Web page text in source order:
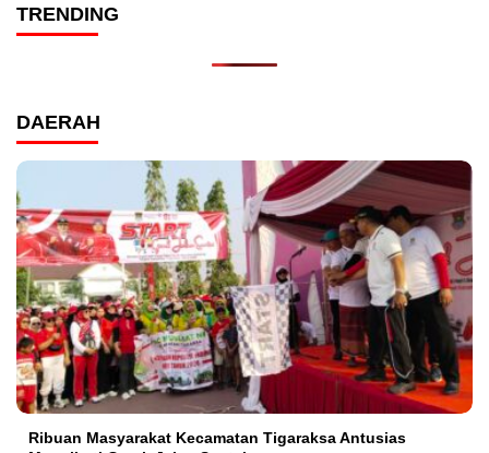
TRENDING
DAERAH
Ribuan Masyarakat Kecamatan Tigaraksa Antusias